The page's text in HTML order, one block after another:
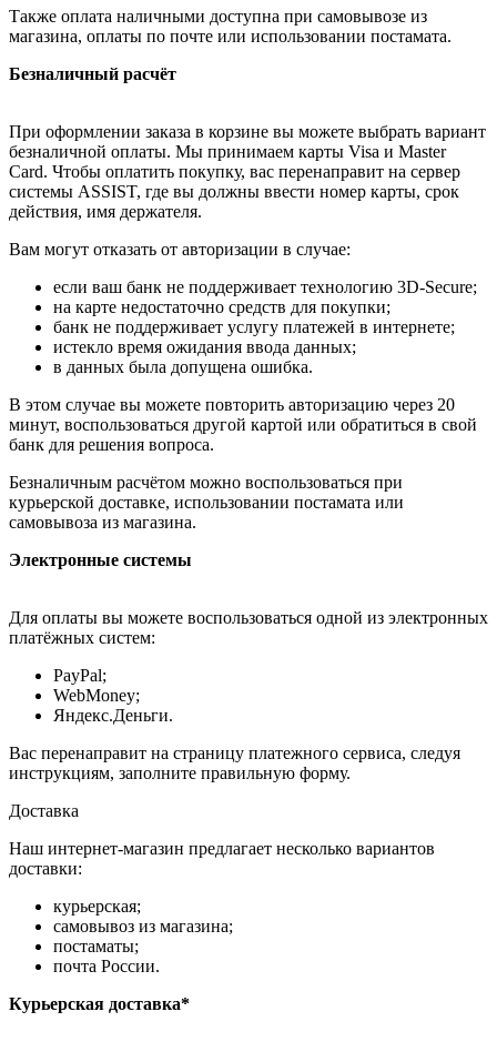
Также оплата наличными доступна при самовывозе из
магазина, оплаты по почте или использовании постамата.
Безналичный расчёт
При оформлении заказа в корзине вы можете выбрать вариант
безналичной оплаты. Мы принимаем карты Visa и Master
Card. Чтобы оплатить покупку, вас перенаправит на сервер
системы ASSIST, где вы должны ввести номер карты, срок
действия, имя держателя.
Вам могут отказать от авторизации в случае:
если ваш банк не поддерживает технологию 3D-Secure;
на карте недостаточно средств для покупки;
банк не поддерживает услугу платежей в интернете;
истекло время ожидания ввода данных;
в данных была допущена ошибка.
В этом случае вы можете повторить авторизацию через 20
минут, воспользоваться другой картой или обратиться в свой
банк для решения вопроса.
Безналичным расчётом можно воспользоваться при
курьерской доставке, использовании постамата или
самовывоза из магазина.
Электронные системы
Для оплаты вы можете воспользоваться одной из электронных
платёжных систем:
PayPal;
WebMoney;
Яндекс.Деньги.
Вас перенаправит на страницу платежного сервиса, следуя
инструкциям, заполните правильную форму.
Доставка
Наш интернет-магазин предлагает несколько вариантов
доставки:
курьерская;
самовывоз из магазина;
постаматы;
почта России.
Курьерская доставка*